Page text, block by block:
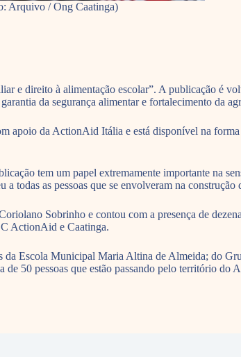
Arquivo / Ong Caatinga)
e direito à alimentação escolar”. A publicação é
da segurança alimentar e fortalecimento da
da ActionAid Itália e está disponível na forma
tem um papel extremamente importante na
todas as pessoas que se envolveram na construção
Sobrinho e contou com a presença de
ActionAid e Caatinga.
da Escola Municipal Maria Altina de Almeida; do
50 pessoas que estão passando pelo território